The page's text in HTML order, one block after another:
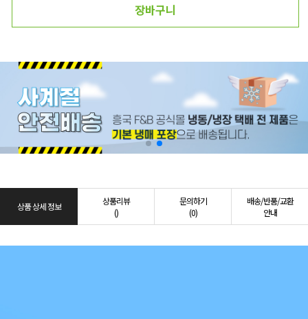
장바구니
상품 상세 정보
상품리뷰
()
문의하기
(0)
배송/반품/교환
안내